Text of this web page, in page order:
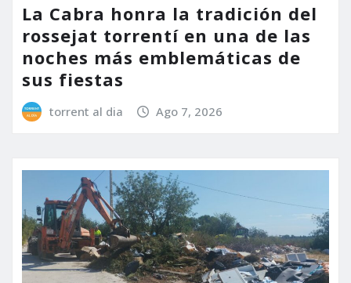
La Cabra honra la tradición del
rossejat torrentí en una de las
noches más emblemáticas de
sus fiestas
torrent al dia Ago 7, 2026